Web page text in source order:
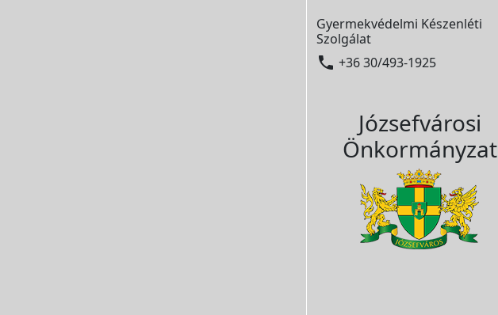
Gyermekvédelmi Készenléti
Szolgálat
 +36 30/493-1925
Józsefvárosi
Önkormányzat